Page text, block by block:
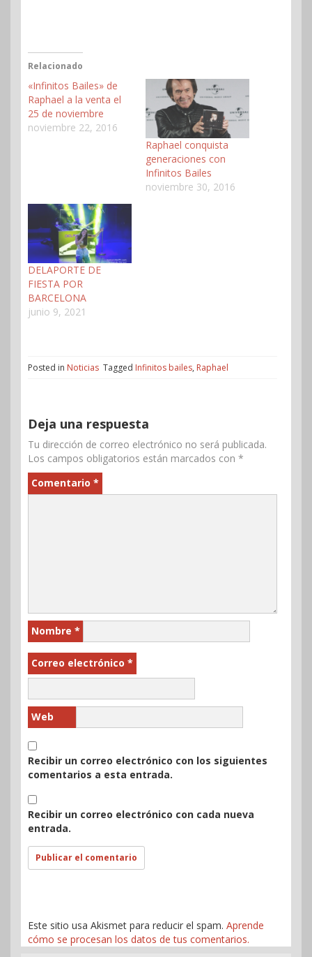
Relacionado
«Infinitos Bailes» de
Raphael a la venta el
25 de noviembre
noviembre 22, 2016
Raphael conquista
generaciones con
Infinitos Bailes
noviembre 30, 2016
DELAPORTE DE
FIESTA POR
BARCELONA
junio 9, 2021
Posted in Noticias Tagged Infinitos bailes, Raphael
Deja una respuesta
Tu dirección de correo electrónico no será publicada.
Los campos obligatorios están marcados con *
Comentario *
Nombre *
Correo electrónico *
Web
Recibir un correo electrónico con los siguientes
comentarios a esta entrada.
Recibir un correo electrónico con cada nueva
entrada.
Este sitio usa Akismet para reducir el spam. Aprende
cómo se procesan los datos de tus comentarios.